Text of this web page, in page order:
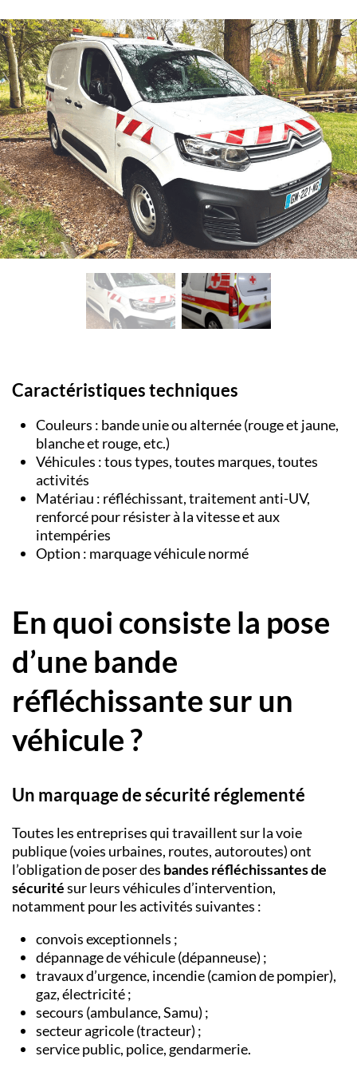
Caractéristiques techniques
Couleurs : bande unie ou alternée (rouge et jaune,
blanche et rouge, etc.)
Véhicules : tous types, toutes marques, toutes
activités
Matériau : réfléchissant, traitement anti-UV,
renforcé pour résister à la vitesse et aux
intempéries
Option : marquage véhicule normé
En quoi consiste la pose
d’une bande
réfléchissante sur un
véhicule ?
Un marquage de sécurité réglementé
Toutes les entreprises qui travaillent sur la voie
publique (voies urbaines, routes, autoroutes) ont
l’obligation de poser des bandes réfléchissantesde
sécuritésur leurs véhicules d’intervention,
notamment pour les activités suivantes :
convois exceptionnels ;
dépannage de véhicule (dépanneuse) ;
travaux d’urgence, incendie (camion de pompier),
gaz, électricité ;
secours (ambulance, Samu) ;
secteur agricole (tracteur) ;
service public, police, gendarmerie.